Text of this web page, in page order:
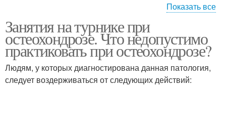
шейном остеохондрозе
остеохондрозе
Головокружения при
Показать все
Занятия на турнике при
остеохондрозе. Что недопустимо
практиковать при остеохондрозе?
Людям, у которых диагностирована данная патология,
следует воздерживаться от следующих действий: